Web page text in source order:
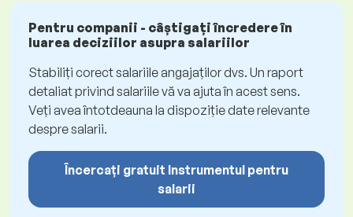
Pentru companii - câștigați încredere în
luarea deciziilor asupra salariilor
Stabiliți corect salariile angajaților dvs. Un raport
detaliat privind salariile vă va ajuta în acest sens.
Veți avea întotdeauna la dispoziție date relevante
despre salarii.
Încercați gratuit Instrumentul pentru
salarii